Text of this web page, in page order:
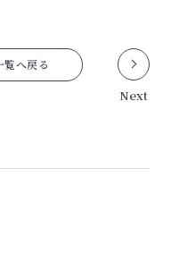
覧へ戻る
Next